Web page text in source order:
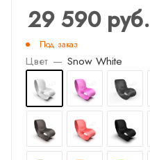
29 590руб.
Под заказ
Цвет — Snow White